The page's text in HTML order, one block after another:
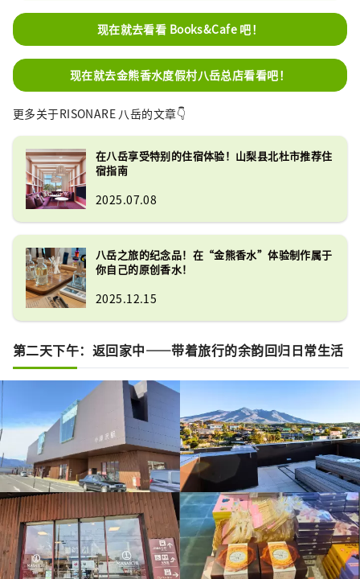
现在就去看看 Books&Cafe 吧！
现在就去金熊香水度假村八岳总店看看吧！
更多关于RISONARE 八岳的文章👇
在八岳享受特别的住宿体验！山梨县北杜市推荐住
宿指南
2025.07.08
八岳之旅的纪念品！在“金熊香水”体验制作属于
你自己的原创香水！
2025.12.15
第二天下午：返回家中——带着旅行的余韵回归日常生活